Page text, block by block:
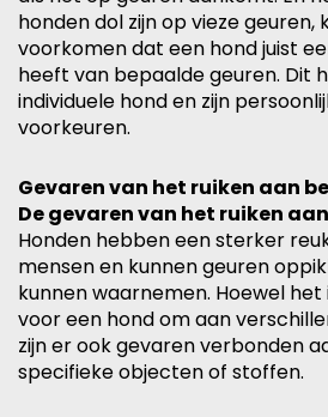
honden dol zijn op vieze geuren,
voorkomen dat een hond juist
heeft van bepaalde geuren. Dit
individuele hond en zijn
voorkeuren.
Gevaren van het ruiken aan
De gevaren van het ruiken
Honden hebben een sterker
mensen en kunnen geuren
kunnen waarnemen. Hoewel
voor een hond om aan
zijn er ook gevaren verbonden
specifieke objecten of stoffen.